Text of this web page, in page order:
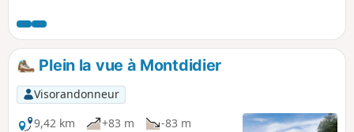
notable. Il s'agit du remarquable Étang
d'Albestroff, espace préservé avec une
faune très riche. L'essentiel du parcours
est en forêt sur de très larges chemins.
En cas de forte chaleur, cette
promenade est idéale, en famille par
exemple.
Plein la vue à Montdidier
Visorandonneur
9,42 km
+83 m
-83 m